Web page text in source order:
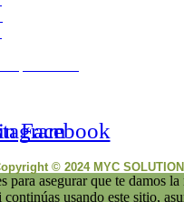
Facebook
© 2024 MYC
para asegurar que te damos
usando este sitio,